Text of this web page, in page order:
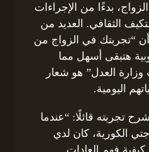
بدءًا من الإجراءات
الثقافي. العديد من
“تجربتك في الزواج من
هتبقى أسهل مما
العدل” هو شعار
اليومية.
تجربته قائلًا: “عندما
الكورية، كان لدي
فهم العادات